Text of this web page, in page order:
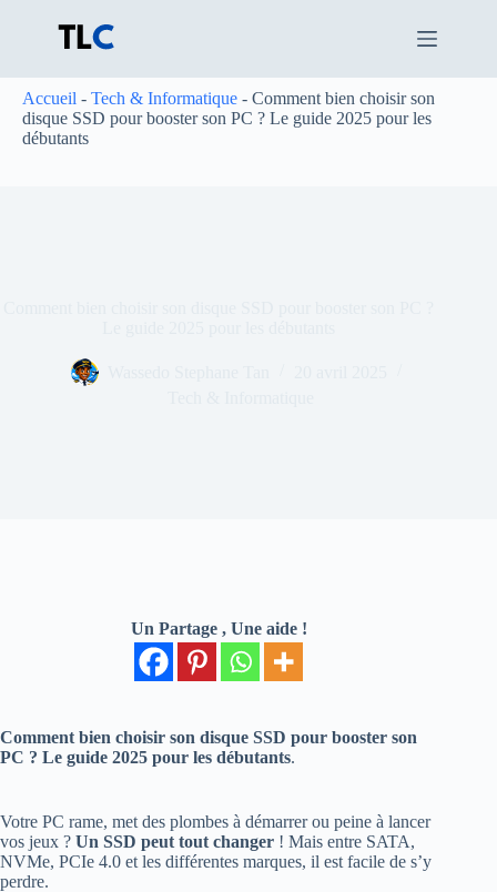
Accueil - Tech & Informatique - Comment bien choisir son
disque SSD pour booster son PC ? Le guide 2025 pour les
débutants
Un Partage , Une aide !
Comment bien choisir son disque SSD pour booster son
PC ? Le guide 2025 pour les débutants.
Votre PC rame, met des plombes à démarrer ou peine à lancer
vos jeux ? Un SSD peut tout changer ! Mais entre SATA,
NVMe, PCIe 4.0 et les différentes marques, il est facile de s’y
perdre.